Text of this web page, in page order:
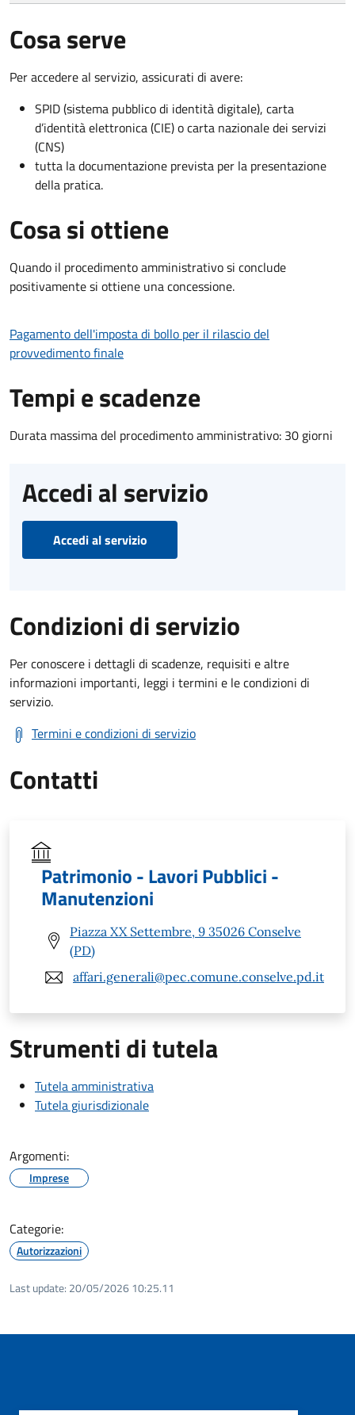
Cosa serve
Per accedere al servizio, assicurati di avere:
SPID (sistema pubblico di identità digitale), carta
d’identità elettronica (CIE) o carta nazionale dei servizi
(CNS)
tutta la documentazione prevista per la presentazione
della pratica.
Cosa si ottiene
Quando il procedimento amministrativo si conclude
positivamente si ottiene una concessione.
Pagamento dell'imposta di bollo per il rilascio del
provvedimento finale
Tempi e scadenze
Durata massima del procedimento amministrativo: 30 giorni
Accedi al servizio
Accedi al servizio
Condizioni di servizio
Per conoscere i dettagli di scadenze, requisiti e altre
informazioni importanti, leggi i termini e le condizioni di
servizio.
Termini e condizioni di servizio
Contatti
Patrimonio - Lavori Pubblici -
Manutenzioni
Piazza XX Settembre, 9 35026 Conselve
(PD)
affari.generali@pec.comune.conselve.pd.it
Strumenti di tutela
Tutela amministrativa
Tutela giurisdizionale
Argomenti:
Imprese
Categorie:
Autorizzazioni
Last update: 20/05/2026 10:25.11